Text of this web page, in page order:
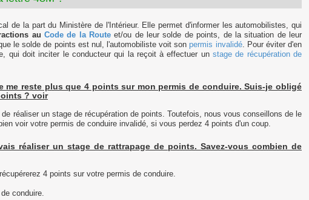
de la part du Ministère de l'Intérieur. Elle permet d'informer les automobilistes, qui
au Code de la Route et/ou de leur solde de points, de la situation de leur
le solde de points est nul, l'automobiliste voit sonpermis invalidé. Pour éviter d'en
qui doit inciter le conducteur qui la reçoit à effectuer unstage de récupération de
me reste plus que 4 points sur mon permis de conduire. Suis-je obligé
? voir
réaliser un stage de récupération de points. Toutefois, nous vous conseillons de le
voir votre permis de conduire invalidé, si vous perdez 4 points d'un coup.
réaliser un stage de rattrapage de points. Savez-vous combien de
4 points sur votre permis de conduire.
conduire.